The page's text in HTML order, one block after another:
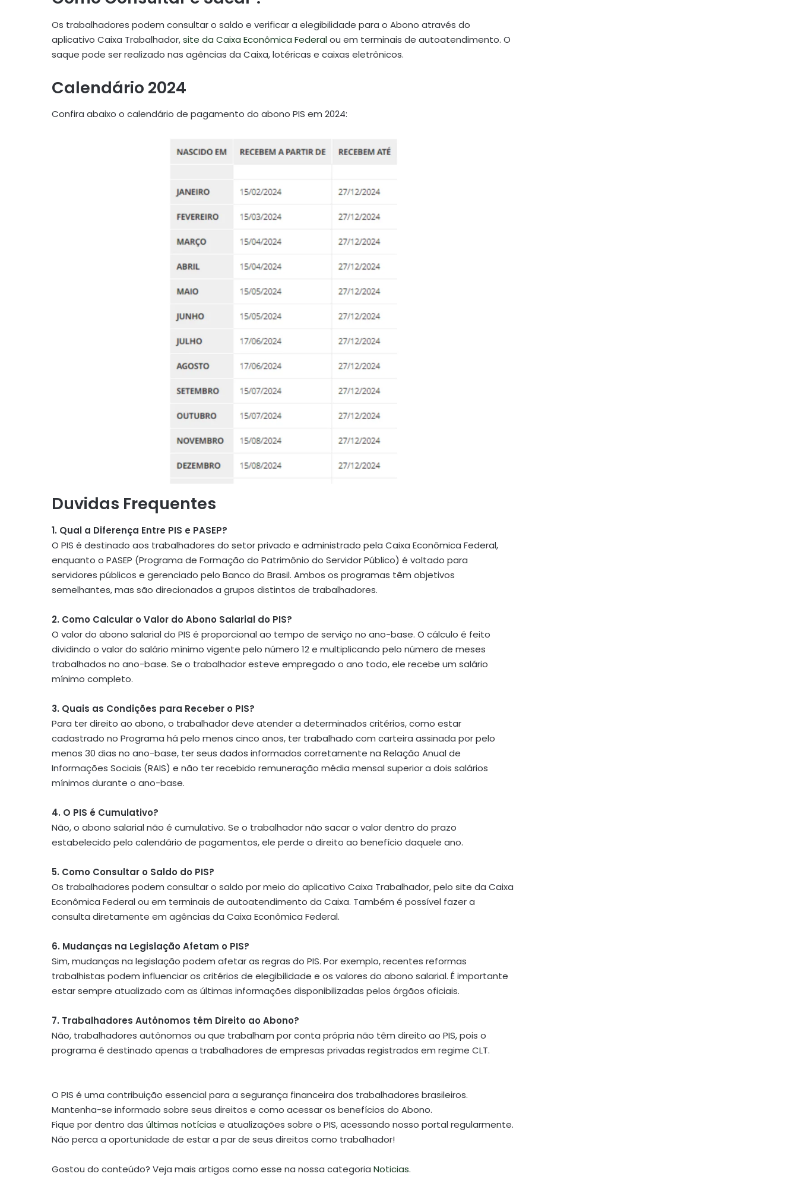
Os trabalhadores podem consultar o saldo e verificar a elegibilidade para o Abono através do
aplicativo Caixa Trabalhador,site da Caixa Econômica Federalou em terminais de autoatendimento. O
saque pode ser realizado nas agências da Caixa, lotéricas e caixas eletrônicos.
Calendário 2024
Confira abaixo o calendário de pagamento do abono PIS em 2024:
Duvidas Frequentes
1. Qual a Diferença Entre PIS e PASEP?
O PIS é destinado aos trabalhadores do setor privado e administrado pela Caixa Econômica Federal,
enquanto o PASEP (Programa de Formação do Patrimônio do Servidor Público) é voltado para
servidores públicos e gerenciado pelo Banco do Brasil. Ambos os programas têm objetivos
semelhantes, mas são direcionados a grupos distintos de trabalhadores.
2. Como Calcular o Valor do Abono Salarial do PIS?
O valor do abono salarial do PIS é proporcional ao tempo de serviço no ano-base. O cálculo é feito
dividindo o valor do salário mínimo vigente pelo número 12 e multiplicando pelo número de meses
trabalhados no ano-base. Se o trabalhador esteve empregado o ano todo, ele recebe um salário
mínimo completo.
3. Quais as Condições para Receber o PIS?
Para ter direito ao abono, o trabalhador deve atender a determinados critérios, como estar
cadastrado no Programa há pelo menos cinco anos, ter trabalhado com carteira assinada por pelo
menos 30 dias no ano-base, ter seus dados informados corretamente na Relação Anual de
Informações Sociais (RAIS) e não ter recebido remuneração média mensal superior a dois salários
mínimos durante o ano-base.
4. O PIS é Cumulativo?
Não, o abono salarial não é cumulativo. Se o trabalhador não sacar o valor dentro do prazo
estabelecido pelo calendário de pagamentos, ele perde o direito ao benefício daquele ano.
5. Como Consultar o Saldo do PIS?
Os trabalhadores podem consultar o saldo por meio do aplicativo Caixa Trabalhador, pelo site da Caixa
Econômica Federal ou em terminais de autoatendimento da Caixa. Também é possível fazer a
consulta diretamente em agências da Caixa Econômica Federal.
6. Mudanças na Legislação Afetam o PIS?
Sim, mudanças na legislação podem afetar as regras do PIS. Por exemplo, recentes reformas
trabalhistas podem influenciar os critérios de elegibilidade e os valores do abono salarial. É importante
estar sempre atualizado com as últimas informações disponibilizadas pelos órgãos oficiais.
7. Trabalhadores Autônomos têm Direito ao Abono?
Não, trabalhadores autônomos ou que trabalham por conta própria não têm direito ao PIS, pois o
programa é destinado apenas a trabalhadores de empresas privadas registrados em regime CLT.
O PIS é uma contribuição essencial para a segurança financeira dos trabalhadores brasileiros.
Mantenha-se informado sobre seus direitos e como acessar os benefícios do Abono.
Fique por dentro das últimas notícias e atualizações sobre o PIS, acessando nosso portal regularmente.
Não perca a oportunidade de estar a par de seus direitos como trabalhador!
Gostou do conteúdo? Veja mais artigos como esse na nossa categoria Noticias.